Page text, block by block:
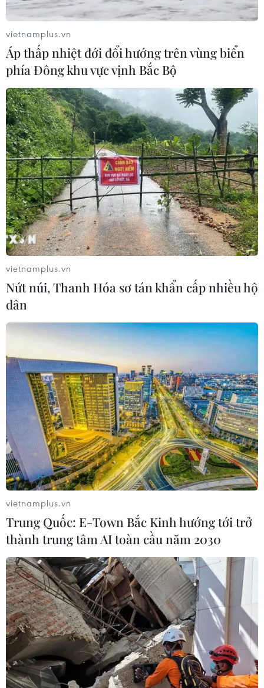
vietnamplus.vn
Áp thấp nhiệt đới đổi hướng trên vùng biển
phía Đông khu vực vịnh Bắc Bộ
vietnamplus.vn
Nứt núi, Thanh Hóa sơ tán khẩn cấp nhiều hộ
dân
vietnamplus.vn
Trung Quốc: E-Town Bắc Kinh hướng tới trở
thành trung tâm AI toàn cầu năm 2030